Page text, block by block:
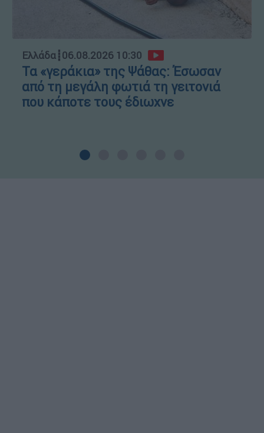
Ελλάδα┋06.08.2026 10:30
Τα «γεράκια» της Ψάθας: Έσωσαν
από τη μεγάλη φωτιά τη γειτονιά
που κάποτε τους έδιωχνε